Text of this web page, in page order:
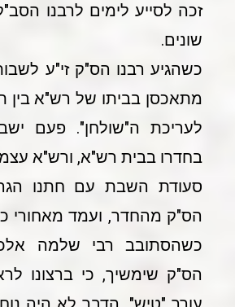
זכה לסייע לימים לרבנו
שונים.
כשהגיע רבנו הס"ק זי"ע
מתאכסן בביתו של רש"א בין
לעריכת ה"שולחן". פעם
בחדרו בבית רש"א, ורש"א
סעודת השבת עם חתנו
הס"ק מהחדר, ועמד מאחורי
כשהסתובב רבי שלמה
הס"ק שימשיך, כי ברצונו